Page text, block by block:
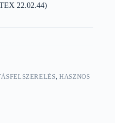
22.02.44)
,HASZNOS